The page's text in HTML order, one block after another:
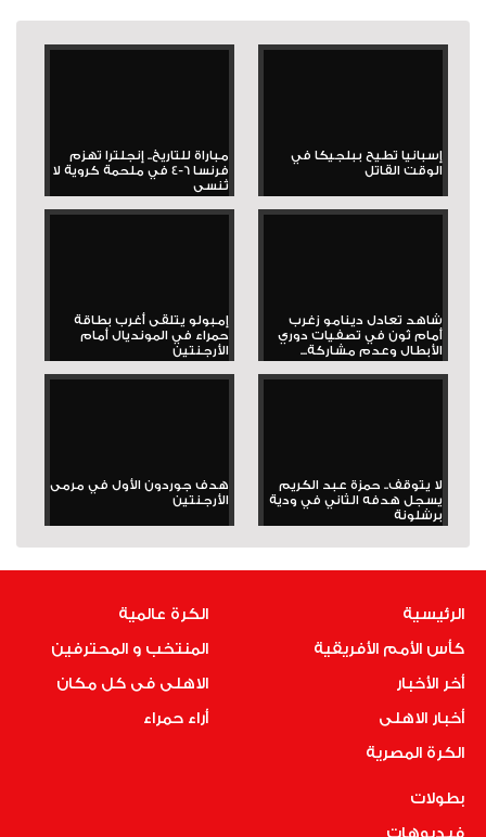
إسبانيا تطيح ببلجيكا في
الوقت القاتل
مباراة للتاريخ.. إنجلترا تهزم
فرنسا 6-4 في ملحمة كروية لا
تُنسى
شاهد تعادل دينامو زغرب
أمام ثون في تصفيات دوري
الأبطال وعدم مشاركة...
إمبولو يتلقى أغرب بطاقة
حمراء في المونديال أمام
الأرجنتين
لا يتوقف.. حمزة عبد الكريم
يسجل هدفه الثاني في ودية
برشلونة
هدف جوردون الأول في مرمى
الأرجنتين
الرئيسية
كأس الأمم الأفريقية
أخر الأخبار
أخبار الاهلى
الكرة المصرية
الكرة عالمية
المنتخب و المحترفين
الاهلى فى كل مكان
أراء حمراء
بطولات